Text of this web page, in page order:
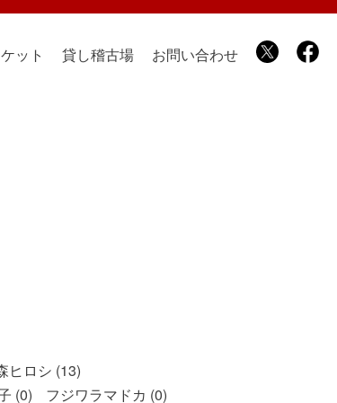
ット 貸し稽古場 お問い合わせ
ヒロシ (13)
(0) フジワラマドカ (0)